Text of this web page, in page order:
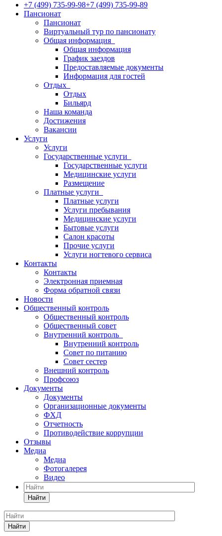
+7 (499) 735-99-98+7 (499) 735-99-89
Пансионат
Пансионат
Виртуальный тур по пансионату
Общая информация
Общая информация
График заездов
Предоставляемые документы
Информация для гостей
Отдых
Отдых
Бильярд
Наша команда
Достижения
Вакансии
Услуги
Услуги
Государственные услуги
Государственные услуги
Медицинские услуги
Размещение
Платные услуги
Платные услуги
Услуги пребывания
Медицинские услуги
Бытовые услуги
Салон красоты
Прочие услуги
Услуги ногтевого сервиса
Контакты
Контакты
Электронная приемная
Форма обратной связи
Новости
Общественный контроль
Общественный контроль
Общественный совет
Внутренний контроль
Внутренний контроль
Совет по питанию
Совет сестер
Внешний контроль
Профсоюз
Документы
Документы
Организационные документы
ФХД
Отчетность
Противодействие коррупции
Отзывы
Медиа
Медиа
Фотогалерея
Видео
Найти
Найти